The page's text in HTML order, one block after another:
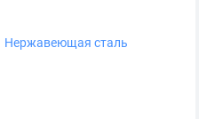
Нержавеющая сталь